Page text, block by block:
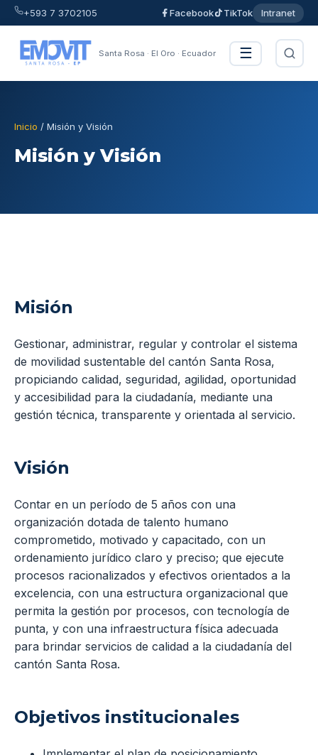
+593 7 3702105 Facebook TikTok Intranet
Santa Rosa · El Oro · Ecuador ☰
Inicio / Misión y Visión
Misión y Visión
Misión
Gestionar, administrar, regular y controlar el sistema
de movilidad sustentable del cantón Santa Rosa,
propiciando calidad, seguridad, agilidad, oportunidad
y accesibilidad para la ciudadanía, mediante una
gestión técnica, transparente y orientada al servicio.
Visión
Contar en un período de 5 años con una
organización dotada de talento humano
comprometido, motivado y capacitado, con un
ordenamiento jurídico claro y preciso; que ejecute
procesos racionalizados y efectivos orientados a la
excelencia, con una estructura organizacional que
permita la gestión por procesos, con tecnología de
punta, y con una infraestructura física adecuada
para brindar servicios de calidad a la ciudadanía del
cantón Santa Rosa.
Objetivos institucionales